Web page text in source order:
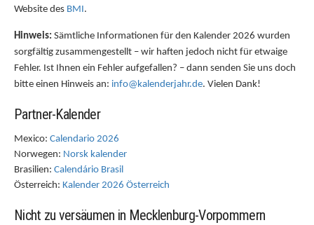
Website des BMI.
Hinweis: Sämtliche Informationen für den Kalender 2026 wurden
sorgfältig zusammengestellt – wir haften jedoch nicht für etwaige
Fehler. Ist Ihnen ein Fehler aufgefallen? – dann senden Sie uns doch
bitte einen Hinweis an: info@kalenderjahr.de. Vielen Dank!
Partner-Kalender
Mexico: Calendario 2026
Norwegen: Norsk kalender
Brasilien: Calendário Brasil
Österreich: Kalender 2026 Österreich
Nicht zu versäumen in Mecklenburg-Vorpommern